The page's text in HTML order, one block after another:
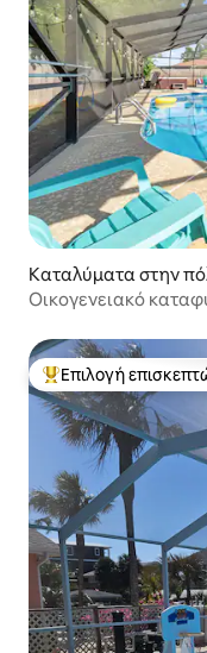
Καταλύματα στην
Οικογενειακό
Κορυφαία επιλογή
Επιλογή